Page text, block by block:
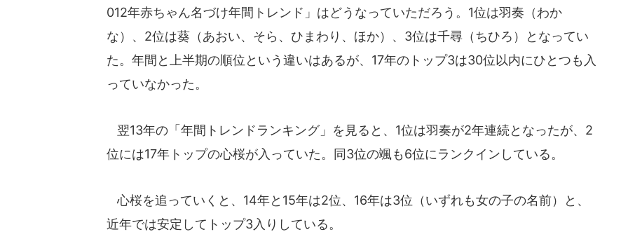
012年赤ちゃん名づけ年間トレンド」はどうなっていただろう。1位は羽奏（わか
な）、2位は葵（あおい、そら、ひまわり、ほか）、3位は千尋（ちひろ）となってい
た。年間と上半期の順位という違いはあるが、17年のトップ3は30位以内にひとつも入
っていなかった。
翌13年の「年間トレンドランキング」を見ると、1位は羽奏が2年連続となったが、2
位には17年トップの心桜が入っていた。同3位の颯も6位にランクインしている。
心桜を追っていくと、14年と15年は2位、16年は3位（いずれも女の子の名前）と、
近年では安定してトップ3入りしている。